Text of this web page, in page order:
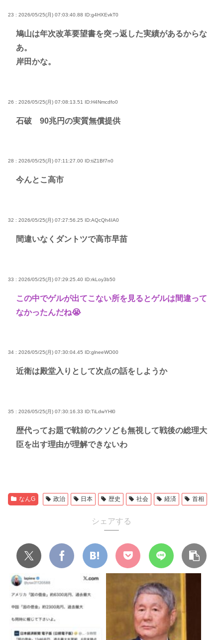
23 : 2026/05/25(月) 07:03:40.88 ID:g4HXEvkT0
鳩山は年次改革要望書を突っ返した実績があるからな
あ。
岸田かな。
26 : 2026/05/25(月) 07:08:13.51 ID:H4Nmcdfo0
石破 90兆円の実質無償提供
28 : 2026/05/25(月) 07:11:27.00 ID:tiZ1Bf7n0
今んとこ高市
32 : 2026/05/25(月) 07:27:56.25 ID:AQcQh4IA0
間違いなくダントツで高市早苗
33 : 2026/05/25(月) 07:29:25.40 ID:rkLoy3b50
この中でゲルが出てこない所を見るとゲルは間違って
なかったんだね😭
34 : 2026/05/25(月) 07:30:04.45 ID:glneeWO00
近衛は殿堂入りとして次点の話をしようか
35 : 2026/05/25(月) 07:30:16.33 ID:TiLdwYHl0
歴代ってお題で戦前のクソども無視して戦後の総理大
臣を出す理由が理解できないわ
なんG 政治 日本 歴史 社会 経済 首相
シェアする